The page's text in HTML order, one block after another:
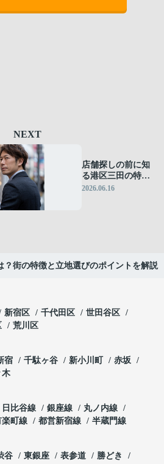
NEXT
店舗探しの前に知
る港区三田の特
徴！出店成功につ
2026.06.16
街の特徴と立地選びのポイントを解説
新宿区 千代田区
世田谷区
荒川区
宿 千駄ヶ谷 新小川町
赤坂
木
日比谷線 銀座線
丸ノ内線
楽町線 都営新宿線 半蔵門線
谷 東銀座 表参道
勝どき